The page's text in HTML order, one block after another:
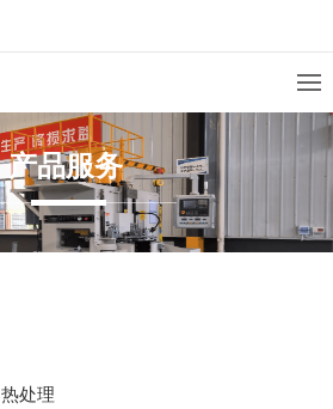
产品服务
热处理